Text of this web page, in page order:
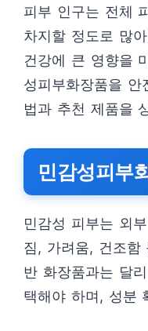
피부 인구는 전체
차지할 정도로 많
건강에 큰 영향을
성피부화장품을
법과 추천 제품을
민감성피부
민감성 피부는 외
짐, 가려움, 건조함
반 화장품과는 달
택해야 하며, 성분